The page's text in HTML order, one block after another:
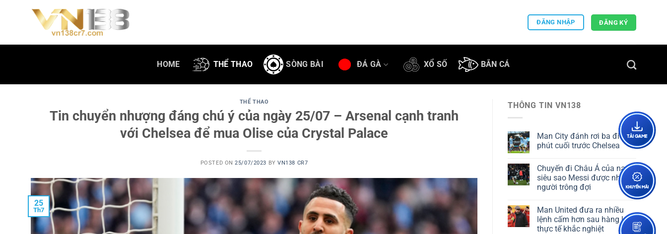
ĐĂNG NHẬP ĐĂNG KÝ
HOME THỂ THAO SÒNG BÀI ĐÁ GÀ XỔ SỐ BẮN CÁ
THỂ THAO
Tin chuyển nhượng đáng chú ý của ngày 25/07 – Arsenal cạnh tranh
với Chelsea để mua Olise của Crystal Palace
POSTED ON25/07/2023 BYVN138 CR7
25
Th7
THÔNG TIN VN138
Man City đánh rơi ba điểm
phút cuối trước Chelsea
Chuyến đi Châu Á của nam
siêu sao Messi được nhiều
người trông đợi
Man United đưa ra nhiều
lệnh cấm hơn sau hàng loạt
thực tế khắc nghiệt